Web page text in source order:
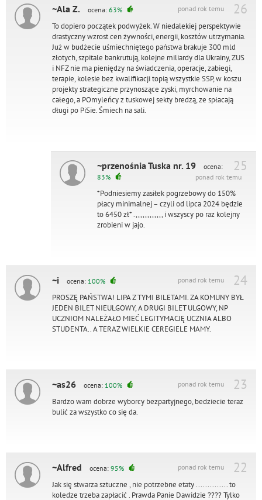
~Ala Z. 26
ponad rok temu
ocena: 63%
To dopiero początek podwyżek. W niedalekiej perspektywie
drastyczny wzrost cen żywności, energii, kosztów utrzymania.
Już w budżecie uśmiechniętego państwa brakuje 300 mld
złotych, szpitale bankrutują, kolejne miliardy dla Ukrainy, ZUS
i NFZ nie ma pieniędzy na świadczenia, operacje, zabiegi,
terapie, kolesie bez kwalifikacji topią wszystkie SSP, w koszu
projekty strategiczne przynoszące zyski, myrchowanie na
całego, a POmyleńcy z tuskowej sekty bredzą, ze spłacają
długi po PiSie. Śmiech na sali.
~przenośnia Tuska nr. 19 25
ponad rok temu
ocena:
83%
*Podniesiemy zasiłek pogrzebowy do 150%
płacy minimalnej – czyli od lipca 2024 będzie
to 6450 zł* .,,,,,,,,,,,, i wszyscy po raz kolejny
zrobieni w jajo.
~i 24
ponad rok temu
ocena: 100%
PROSZĘ PAŃSTWA! LIPA Z TYMI BILETAMI. ZA KOMUNY BYŁ
JEDEN BILET NIEULGOWY, A DRUGI BILET ULGOWY, NP
UCZNIOM NALEŻAŁO MIEĆ LEGITYMACJĘ UCZNIA ALBO
STUDENTA.. A TERAZ WIELKIE CEREGIELE MAMY.
~as26 23
ponad rok temu
ocena: 100%
Bardzo wam dobrze wyborcy bezpartyjnego, bedziecie teraz
bulić za wszystko co się da.
~Alfred 22
ponad rok temu
ocena: 95%
Jak się stwarza sztuczne , nie potrzebne etaty .............. to
koledze trzeba zapłacić . Prawda Panie Dawidzie ???? Tylko